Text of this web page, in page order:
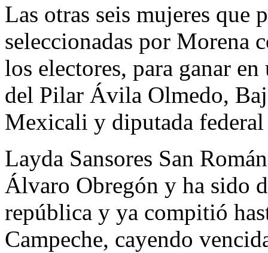
Las otras seis mujeres que
seleccionadas por Morena
los electores, para ganar
del Pilar Ávila Olmedo,
Mexicali y diputada
Layda Sansores San
Álvaro Obregón y ha sido
república y ya compitió
Campeche, cayendo